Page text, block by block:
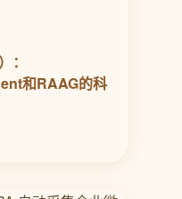
：
和RAAG的科